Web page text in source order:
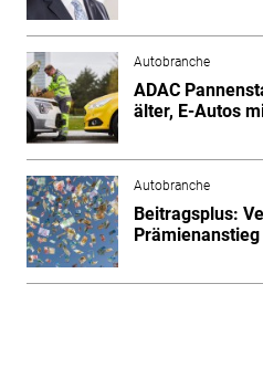
Autobranche
ADAC
älter, E-Autos
Autobranche
Beitragsplus: